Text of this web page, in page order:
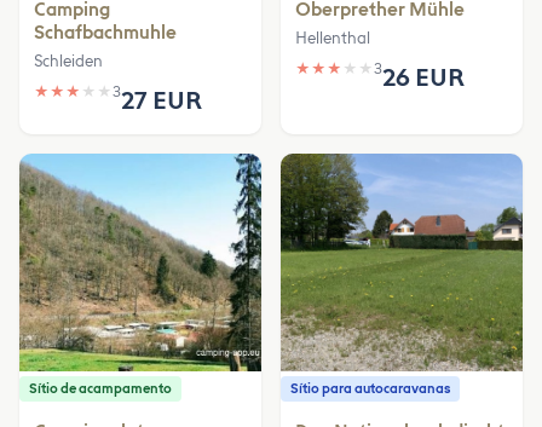
Camping
Schafbachmuhle
Schleiden
★ ★ ★ ★ ★ 327 EUR
Oberprether Mühle
Hellenthal
★ ★ ★ ★ ★ 326 EUR
Sítio de acampamento Sítio para autocaravanas